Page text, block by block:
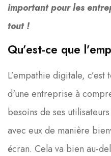
important pour les
tout !
Qu’est-ce que
L’empathie digitale,
d'une entreprise à
besoins de ses
avec eux de manière
écran. Cela va bien au-